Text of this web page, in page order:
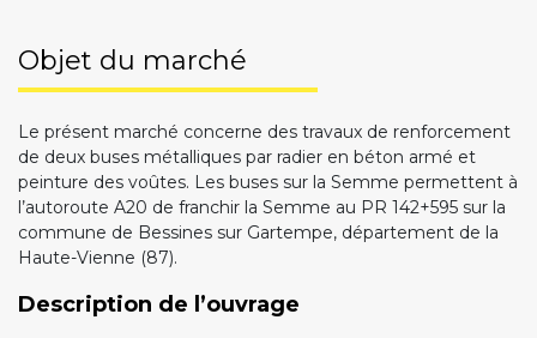
Objet du marché
Le présent marché concerne des travaux de renforcement
de deux buses métalliques par radier en béton armé et
peinture des voûtes. Les buses sur la Semme permettent à
l’autoroute A20 de franchir la Semme au PR 142+595 sur la
commune de Bessines sur Gartempe, département de la
Haute-Vienne (87).
Description de l’ouvrage